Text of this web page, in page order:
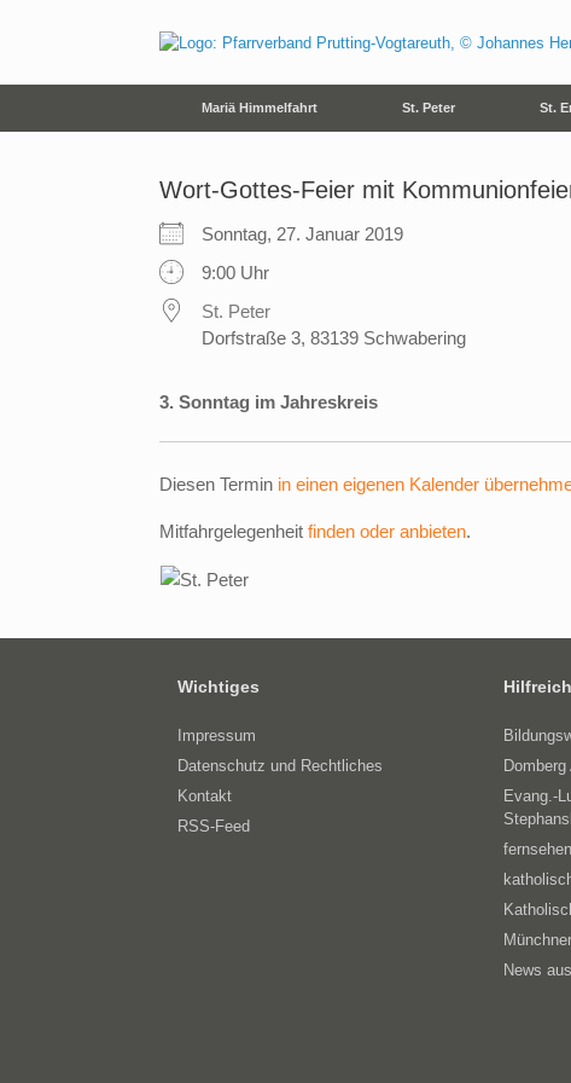
Mariä Himmelfahrt St. Peter St.
Wort-Gottes-Feier mit
Sonntag, 27. Januar 2019
9:00 Uhr
St. Peter
Dorfstraße 3, 83139 Schwabering
3. Sonntag im Jahreskreis
Diesen Termin in einen eigenen Kalender
Mitfahrgelegenheit finden oder anbieten.
Wichtiges
Impressum
Datenschutz und Rechtliches
Kontakt
RSS-Feed
Evang.-
News